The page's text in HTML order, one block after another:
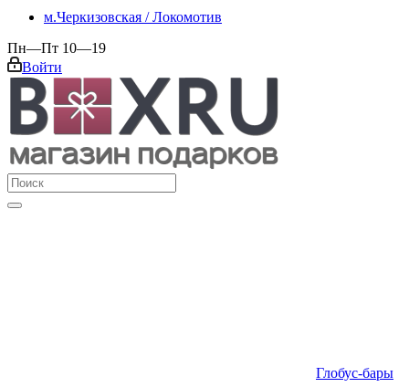
м.Черкизовская / Локомотив
Пн—Пт 10—19
Войти
Глобус-бары